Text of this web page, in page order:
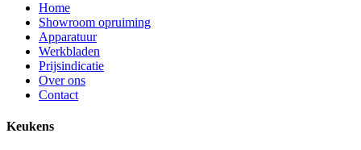
Home
Showroom opruiming
Apparatuur
Werkbladen
Prijsindicatie
Over ons
Contact
Keukens